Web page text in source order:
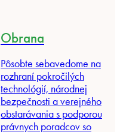
Obrana
Pôsobte sebavedome na
rozhraní pokročilých
technológií, národnej
bezpečnosti a verejného
obstarávania s podporou
právnych poradcov so